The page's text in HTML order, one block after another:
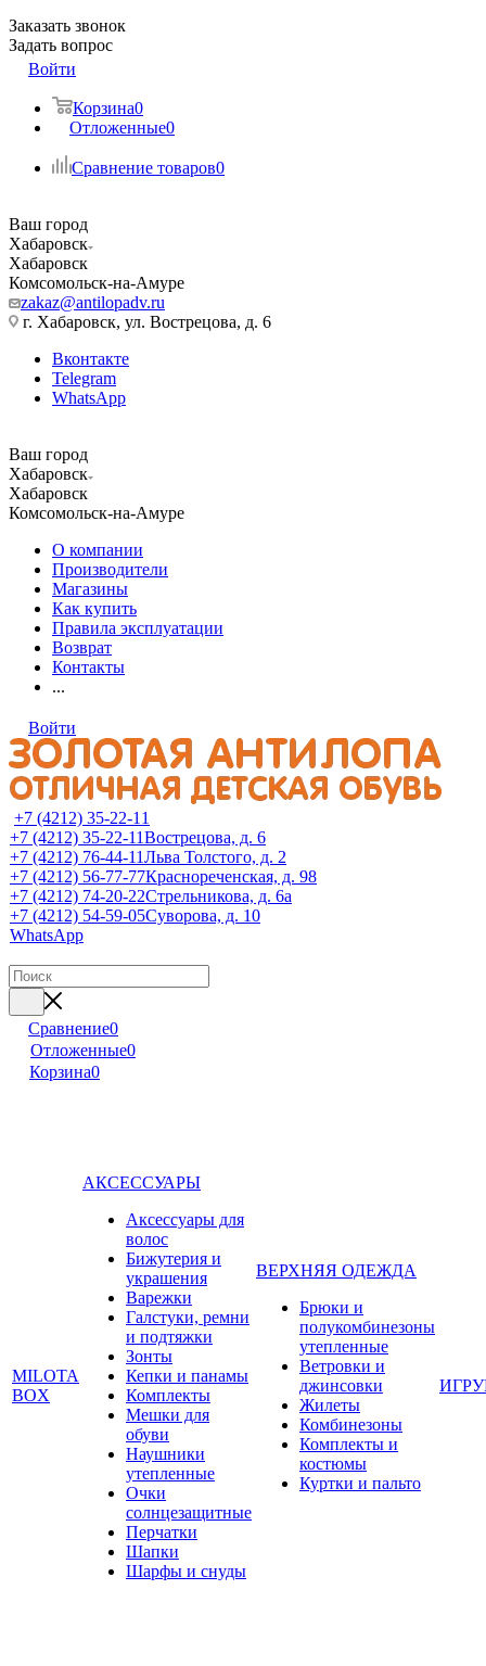
Заказать звонок
Задать вопрос
Войти
Корзина0
Отложенные0
Сравнение товаров0
Ваш город
Хабаровск
Хабаровск
Комсомольск-на-Амуре
zakaz@antilopadv.ru
г. Хабаровск, ул. Вострецова, д. 6
Вконтакте
Telegram
WhatsApp
Ваш город
Хабаровск
Хабаровск
Комсомольск-на-Амуре
О компании
Производители
Магазины
Как купить
Правила эксплуатации
Возврат
Контакты
...
Войти
+7 (4212) 35-22-11
+7 (4212) 35-22-11Вострецова, д. 6
+7 (4212) 76-44-11Льва Толстого, д. 2
+7 (4212) 56-77-77Краснореченская, д. 98
+7 (4212) 74-20-22Стрельникова, д. 6а
+7 (4212) 54-59-05Суворова, д. 10
WhatsApp
Сравнение0
Отложенные0
Корзина0
MILOTA
BOX
АКСЕССУАРЫ
Аксессуары для
волос
Бижутерия и
украшения
Варежки
Галстуки, ремни
и подтяжки
Зонты
Кепки и панамы
Комплекты
Мешки для
обуви
Наушники
утепленные
Очки
солнцезащитные
Перчатки
Шапки
Шарфы и снуды
ВЕРХНЯЯ ОДЕЖДА
Брюки и
полукомбинезоны
утепленные
Ветровки и
джинсовки
Жилеты
Комбинезоны
Комплекты и
костюмы
Куртки и пальто